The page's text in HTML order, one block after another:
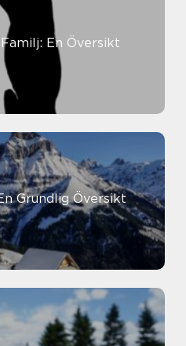
En Översikt
Grundlig Översikt